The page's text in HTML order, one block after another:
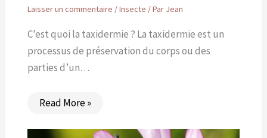
Laisser un commentaire /Insecte / Par Jean
C’est quoi la taxidermie ? La taxidermie est un
processus de préservation du corps ou des
parties d’un…
Read More »